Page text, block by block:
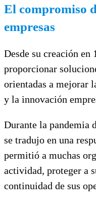
El compromiso
empresas
Desde su creación en
proporcionar
orientadas a mejorar
y la innovación
Durante la pandemia
se tradujo en una
permitió a muchas
actividad, proteger a
continuidad de sus